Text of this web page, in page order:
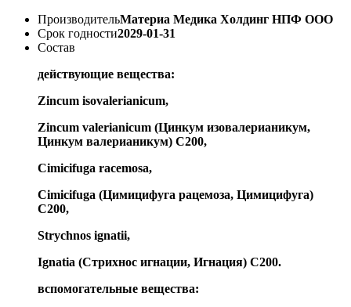
ПроизводительМатериа Медика Холдинг НПФ ООО
Срок годности2029-01-31
Состав
действующие вещества:
Zincum isovalerianicum,
Zincum valerianicum (Цинкум изовалерианикум,
Цинкум валерианикум) С200,
Cimicifuga racemosa,
Cimicifuga (Цимицифуга рацемоза, Цимицифуга)
С200,
Strychnos ignatii,
Ignatia (Стрихнос игнации, Игнация) С200.
вспомогательные вещества: